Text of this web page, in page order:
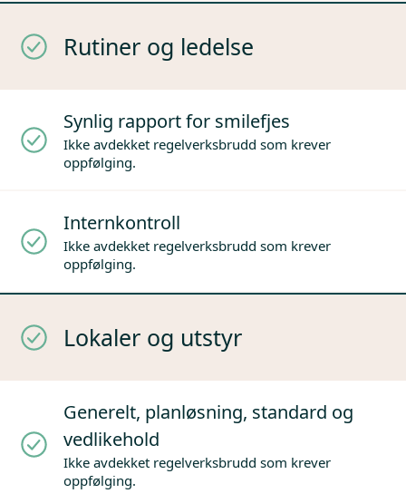
Rutiner og ledelse
Synlig rapport for smilefjes
Ikke avdekket regelverksbrudd som krever
oppfølging.
Internkontroll
Ikke avdekket regelverksbrudd som krever
oppfølging.
Lokaler og utstyr
Generelt, planløsning, standard og
vedlikehold
Ikke avdekket regelverksbrudd som krever
oppfølging.